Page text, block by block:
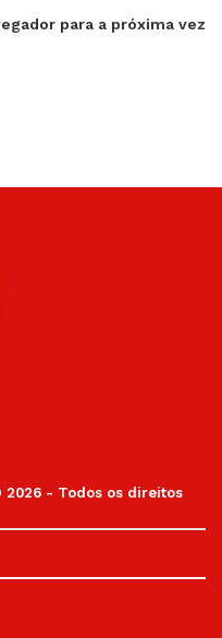
para a próxima vez
2026 - Todos os direitos